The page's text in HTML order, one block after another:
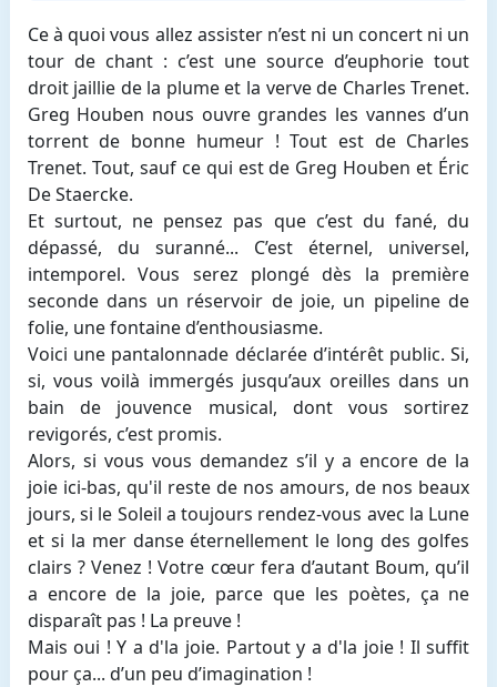
Ce à quoi vous allez assister n’est ni un concert ni un
tour de chant : c’est une source d’euphorie tout
droit jaillie de la plume et la verve de Charles Trenet.
Greg Houben nous ouvre grandes les vannes d’un
torrent de bonne humeur ! Tout est de Charles
Trenet. Tout, sauf ce qui est de Greg Houben et Éric
De Staercke.
Et surtout, ne pensez pas que c’est du fané, du
dépassé, du suranné... C’est éternel, universel,
intemporel. Vous serez plongé dès la première
seconde dans un réservoir de joie, un pipeline de
folie, une fontaine d’enthousiasme.
Voici une pantalonnade déclarée d’intérêt public. Si,
si, vous voilà immergés jusqu’aux oreilles dans un
bain de jouvence musical, dont vous sortirez
revigorés, c’est promis.
Alors, si vous vous demandez s’il y a encore de la
joie ici-bas, qu'il reste de nos amours, de nos beaux
jours, si le Soleil a toujours rendez-vous avec la Lune
et si la mer danse éternellement le long des golfes
clairs ? Venez ! Votre cœur fera d’autant Boum, qu’il
a encore de la joie, parce que les poètes, ça ne
disparaît pas ! La preuve !
Mais oui ! Y a d'la joie. Partout y a d'la joie ! Il suffit
pour ça... d’un peu d’imagination !